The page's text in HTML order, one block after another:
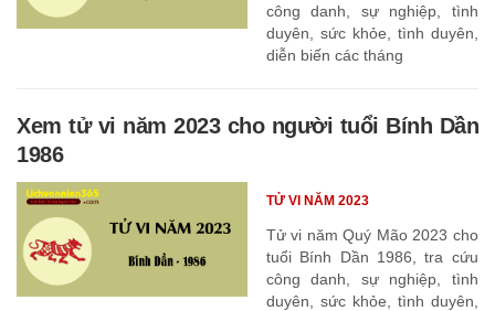
công danh, sự nghiệp, tình
duyên, sức khỏe, tình duyên,
diễn biến các tháng
Xem tử vi năm 2023 cho người tuổi Bính Dần
1986
Tử vi năm Quý Mão 2023 cho
tuổi Bính Dần 1986, tra cứu
công danh, sự nghiệp, tình
duyên, sức khỏe, tình duyên,
TỬ VI NĂM 2023